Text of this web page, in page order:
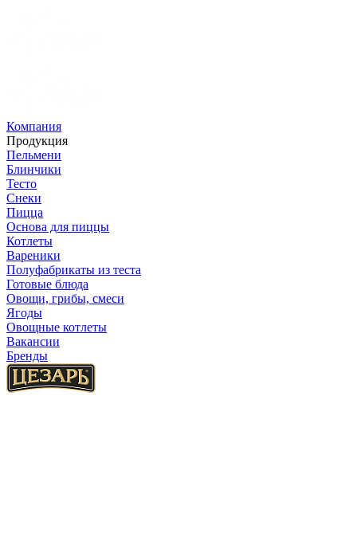
Компания
Продукция
Пельмени
Блинчики
Тесто
Снеки
Пицца
Основа для пиццы
Котлеты
Вареники
Полуфабрикаты из теста
Готовые блюда
Овощи, грибы, смеси
Ягоды
Овощные котлеты
Вакансии
Бренды